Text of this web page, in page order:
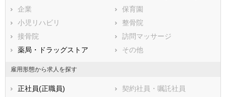
兵庫県
鳥取県
広島県
徳島県
香川県
愛媛県
鹿児島県
企業
保育園
小児リハビリ
整骨院
接骨院
訪問マッサージ
薬局・ドラッグストア
その他
雇用形態から求人を探す
正社員(正職員)
契約社員・嘱託社員